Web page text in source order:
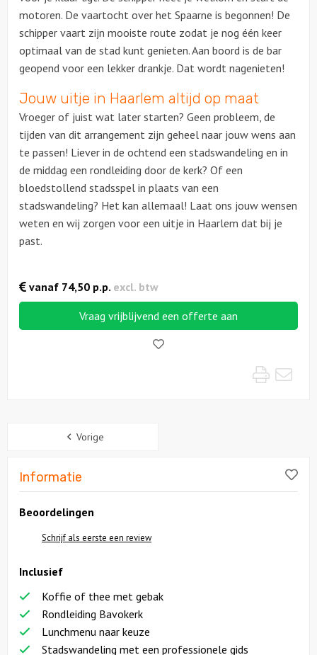
motoren. De vaartocht over het Spaarne is begonnen! De
schipper vaart zijn mooiste route zodat je nog één keer
optimaal van de stad kunt genieten. Aan boord is de bar
geopend voor een lekker drankje. Dat wordt nagenieten!
Jouw uitje in Haarlem altijd op maat
Vroeger of juist wat later starten? Geen probleem, de
tijden van dit arrangement zijn geheel naar jouw wens aan
te passen! Liever in de ochtend een stadswandeling en in
de middag een rondleiding door de kerk? Of een
bloedstollend stadsspel in plaats van een
stadswandeling? Het kan allemaal! Laat ons jouw wensen
weten en wij zorgen voor een uitje in Haarlem dat bij je
past.
Vraag vrijblijvend een offerte aan
Like!
vanaf 74,50 p.p. excl. btw
Print
Vorige
Informatie
Beoordelingen
Schrijf als eerste een review
Inclusief
Koffie of thee met gebak
Rondleiding Bavokerk
Lunchmenu naar keuze
Stadswandeling met een professionele gids